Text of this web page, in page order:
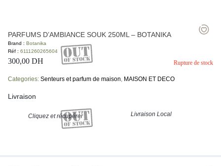
PARFUMS D’AMBIANCE SOUK 250ML – BOTANIKA
Brand : Botanika
Réf : 6111260265604
300,00 DH Rupture de stock
Categories: Senteurs et parfum de maison, MAISON ET DECO
Livraison
Cliquez et récupérer Livraison Local